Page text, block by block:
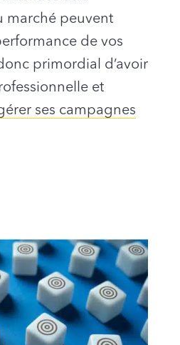
marché peuvent
de vos
primordial d’avoir
et
ses campagnes